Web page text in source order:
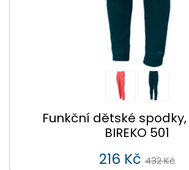
Funkční dětské
BIREKO 501
216 Kč 432 Kč